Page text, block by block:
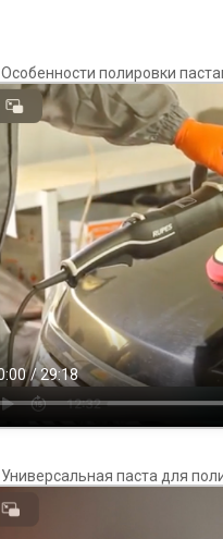
полировки
паста для